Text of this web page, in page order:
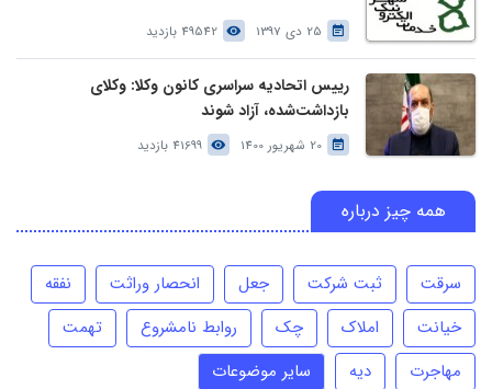
25 دی 1397 49542 بازدید
رییس اتحادیه سراسری کانون وکلا: وکلای
بازداشت‌شده، آزاد شوند
20 شهریور 1400 41699 بازدید
همه چیز درباره
سرقت ثبت شرکت جعل انحصار وراثت
نفقه
خیانت
املاک چک روابط نامشروع
تهمت
مهاجرت
دیه سایر موضوعات